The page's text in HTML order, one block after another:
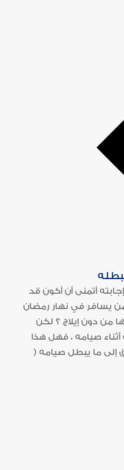
أتمنى أن أكون قد
يسافر في نهار رمضان
من دون إيلاج ؟ لكن
صيامه ، فهل هذا
إلى ما يبطل صيامه (